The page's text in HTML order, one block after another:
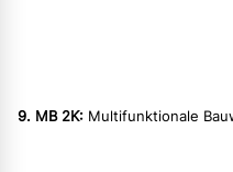
9. MB 2K: Multifunktionale